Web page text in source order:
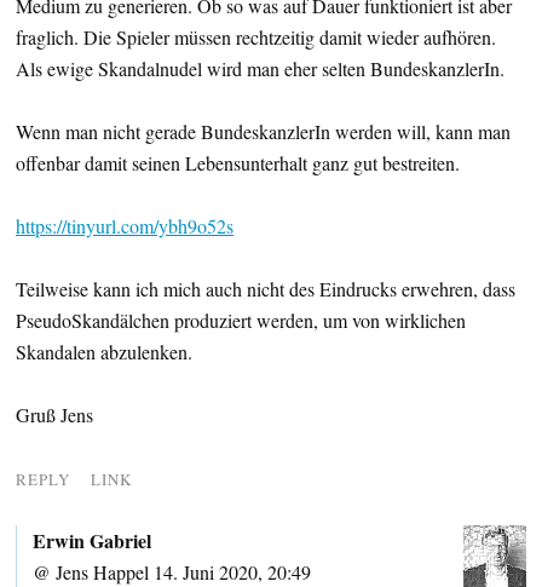
Medium zu generieren. Ob so was auf Dauer funktioniert ist aber
fraglich. Die Spieler müssen rechtzeitig damit wieder aufhören.
Als ewige Skandalnudel wird man eher selten BundeskanzlerIn.
Wenn man nicht gerade BundeskanzlerIn werden will, kann man
offenbar damit seinen Lebensunterhalt ganz gut bestreiten.
https://tinyurl.com/ybh9o52s
Teilweise kann ich mich auch nicht des Eindrucks erwehren, dass
PseudoSkandälchen produziert werden, um von wirklichen
Skandalen abzulenken.
Gruß Jens
REPLY LINK
Erwin Gabriel
@ Jens Happel 14. Juni 2020, 20:49